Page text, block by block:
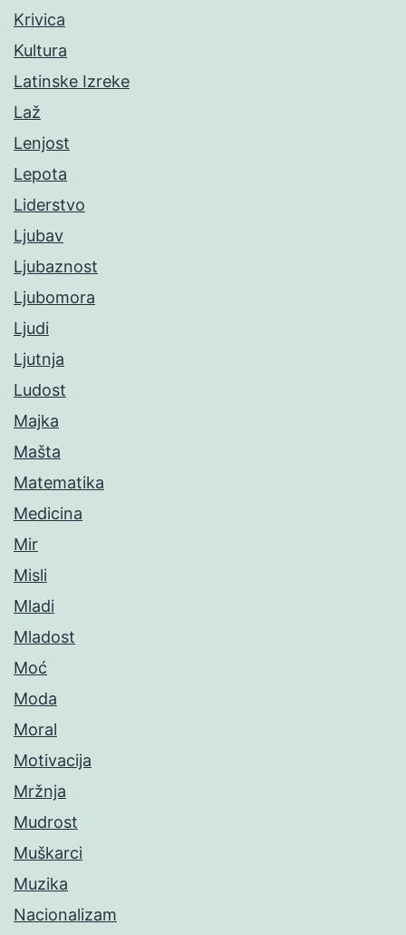
Krivica
Kultura
Latinske Izreke
Laž
Lenjost
Lepota
Liderstvo
Ljubav
Ljubaznost
Ljubomora
Ljudi
Ljutnja
Ludost
Majka
Mašta
Matematika
Medicina
Mir
Misli
Mladi
Mladost
Moć
Moda
Moral
Motivacija
Mržnja
Mudrost
Muškarci
Muzika
Nacionalizam